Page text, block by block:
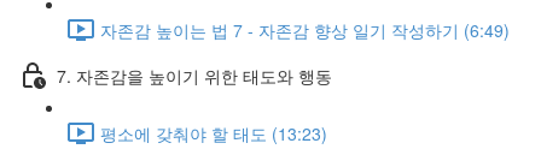
자존감 높이는 법 7 - 자존감 향상 일기 작성하기 (6:49)
7. 자존감을 높이기 위한 태도와 행동
평소에 갖춰야 할 태도 (13:23)